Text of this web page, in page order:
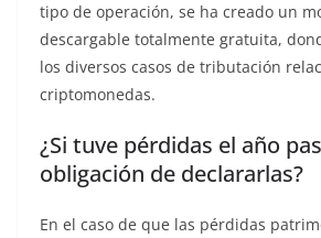
tipo de operación, se ha creado un
descargable totalmente gratuita,
los diversos casos de tributación
criptomonedas.
¿Si tuve pérdidas el año
obligación de declararlas?
En el caso de que las pérdidas